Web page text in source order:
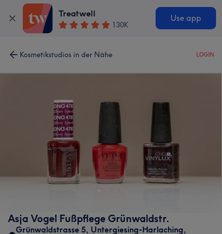
Treatwell
130K
Use app
Kosmetikstudios in der Nähe LOGIN
Asja Vogel Fußpflege Grünwaldstr.
Grünwaldstrasse 5, Untergiesing-Harlaching,